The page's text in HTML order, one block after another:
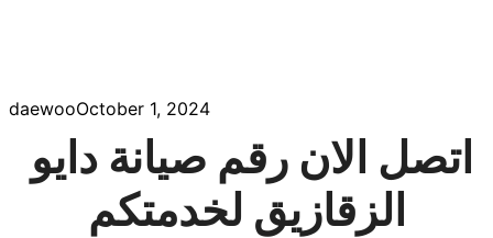
daewooOctober 1, 2024
اتصل الان رقم صيانة دايو
الزقازيق لخدمتكم